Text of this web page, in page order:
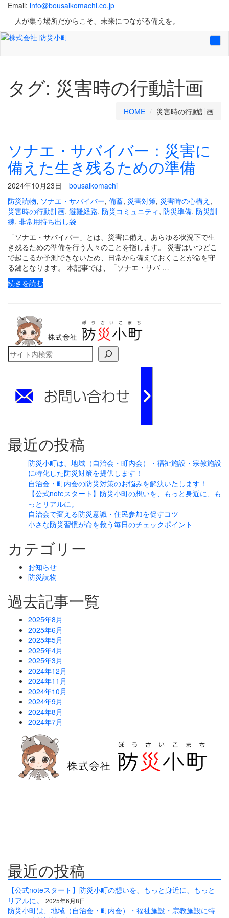
Email: info@bousaikomachi.co.jp
人が集う場所だからこそ、未来につながる備えを。
タグ: 災害時の行動計画
HOME 災害時の行動計画
ソナエ・サバイバー：災害に
備えた生き残るための準備
2024年10月23日
bousaikomachi
防災読物, ソナエ・サバイバー, 備蓄, 災害対策, 災害時の心構え ,
災害時の行動計画, 避難経路, 防災コミュニティ , 防災準備, 防災訓
練, 非常用持ち出し袋
「ソナエ・サバイバー」とは、災害に備え、あらゆる状況下で生
き残るための準備を行う人々のことを指します。 災害はいつどこ
で起こるか予測できないため、日常から備えておくことが命を守
る鍵となります。 本記事では、「ソナエ・サバ …
続きを読む
検索
最近の投稿
防災小町は、地域（自治会・町内会）・福祉施設・宗教施設
に特化した防災対策を提供します！
自治会・町内会の防災対策のお悩みを解決いたします！
【公式noteスタート】防災小町の想いを、もっと身近に、も
っとリアルに。
自治会で変える防災意識・住民参加を促すコツ
小さな防災習慣が命を救う毎日のチェックポイント
カテゴリー
お知らせ
防災読物
過去記事一覧
2025年8月
2025年6月
2025年5月
2025年4月
2025年3月
2024年12月
2024年11月
2024年10月
2024年9月
2024年8月
2024年7月
最近の投稿
【公式noteスタート】防災小町の想いを、もっと身近に、もっと
リアルに。
2025年6月8日
防災小町は、地域（自治会・町内会）・福祉施設・宗教施設に特